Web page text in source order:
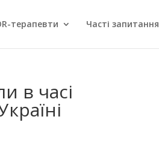
терапевти Часті запитання
в часі